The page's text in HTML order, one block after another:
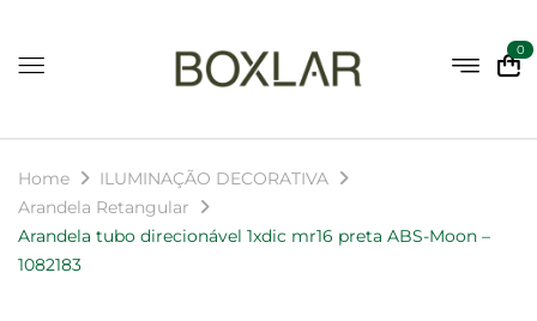
0
Home
ILUMINAÇÃO DECORATIVA
Arandela Retangular
Arandela tubo direcionável 1xdic mr16 preta ABS-Moon –
1082183